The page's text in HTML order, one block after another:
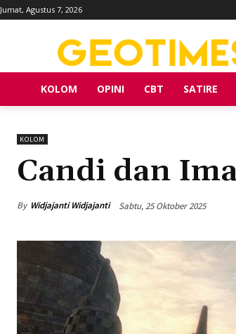
Jumat, Agustus 7, 2026
KOLOM OPINI CBT SATIRE
KOLOM
Candi dan
By Widjajanti Widjajanti Sabtu, 25 Oktober 2025